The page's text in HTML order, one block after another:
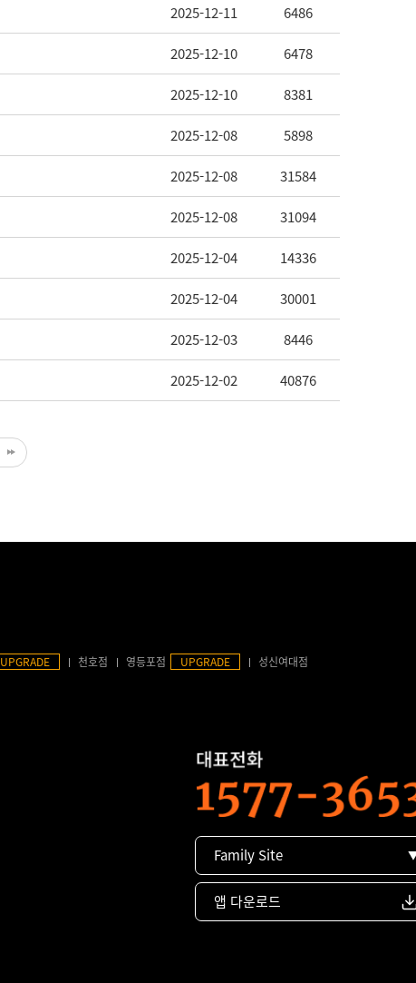
2025-12-11 6486
2025-12-10 6478
2025-12-10 8381
2025-12-08 5898
2025-12-08 31584
2025-12-08 31094
2025-12-04 14336
2025-12-04 30001
2025-12-03 8446
2025-12-02 40876
UPGRADE 천호점 영등포점 UPGRADE 성신여대점
Family Site
앱 다운로드